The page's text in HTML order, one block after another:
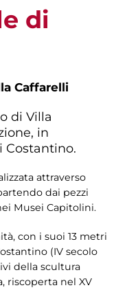
di
Caffarelli
di Villa
in
Costantino.
attraverso
dai pezzi
Musei Capitolini.
con i suoi 13 metri
(IV secolo
della scultura
riscoperta nel XV